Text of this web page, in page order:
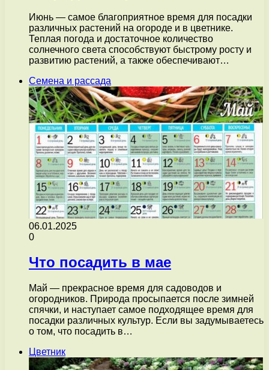
Июнь — самое благоприятное время для посадки
различных растений на огороде и в цветнике.
Теплая погода и достаточное количество
солнечного света способствуют быстрому росту и
развитию растений, а также обеспечивают…
Семена и рассада
06.01.2025
0
Что посадить в мае
Май — прекрасное время для садоводов и
огородников. Природа просыпается после зимней
спячки, и наступает самое подходящее время для
посадки различных культур. Если вы задумываетесь
о том, что посадить в…
Цветник